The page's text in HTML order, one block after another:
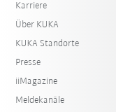
Karriere
Über KUKA
KUKA Standorte
Presse
iiMagazine
Meldekanäle